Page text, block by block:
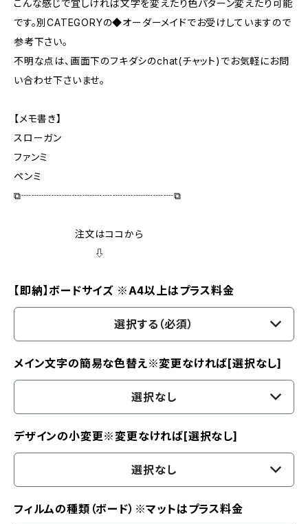
こんな感じで宜しければ文字を変えたり色パターン変えたり可能
です。別CATEGORYの◆オーダーメイドでお受けしていますので
参考下さい。
不明な点は、画面下のフキダシのchat(チャット)でお気軽にお問
い合わせ下さいませ。
【メモ書き】
スローガン
ファンミ
ペンミ
⧉┈┈┈┈┈┈┈┈┈┈┈┈┈┈┈⧉
注文はココから
⇩
【即納】ボードサイズ ※A4以上はプラス料金
選択する（必須）
メイン文字の簡易な色替え※変更なければ[選択なし]
選択なし
デザインの小変更※変更なければ[選択なし]
選択なし
フィルムの種類（ボード）※マットはプラス料金